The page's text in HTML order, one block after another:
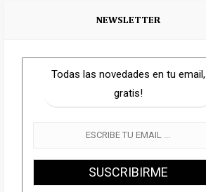
NEWSLETTER
Todas las novedades en tu email,
gratis!